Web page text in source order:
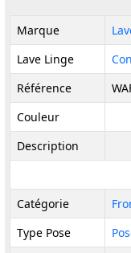
Marque
Lave Linge
Référence
Couleur
Description
Catégorie
Type Pose